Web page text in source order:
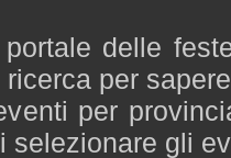
delle
per
per
selezionare gli